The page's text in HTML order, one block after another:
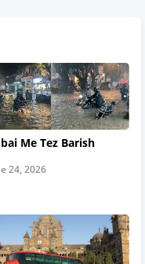
Me Tez Barish
24, 2026